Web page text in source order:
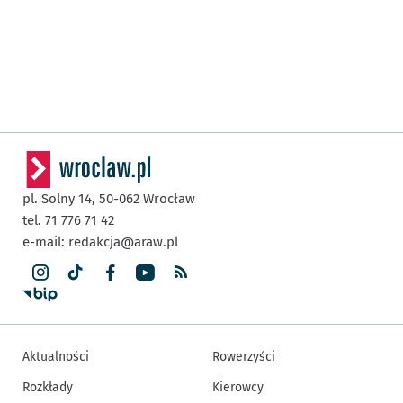
pl. Solny 14, 50-062 Wrocław
tel. 71 776 71 42
e-mail: redakcja@araw.pl
Aktualności
Rozkłady
Rowerzyści
Kierowcy